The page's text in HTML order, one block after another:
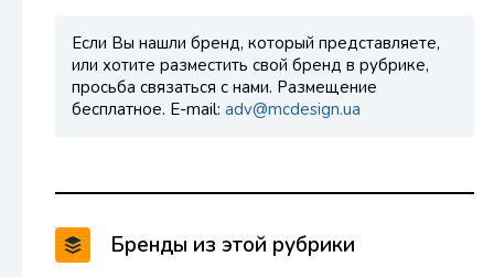
Если Вы нашли бренд, который представляете,
или хотите разместить свой бренд в рубрике,
просьба связаться с нами. Размещение
бесплатное. E-mail: adv@mcdesign.ua
Бренды из этой рубрики